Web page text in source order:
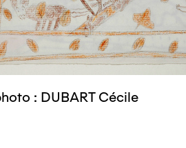
: DUBART Cécile